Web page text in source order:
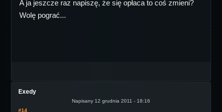
A ja jeszcze raz napiszę, że się opłaca to coś zmieni?
Wolę pograć...
Exedy
Napisany 12 grudnia 2011 - 18:16
#14